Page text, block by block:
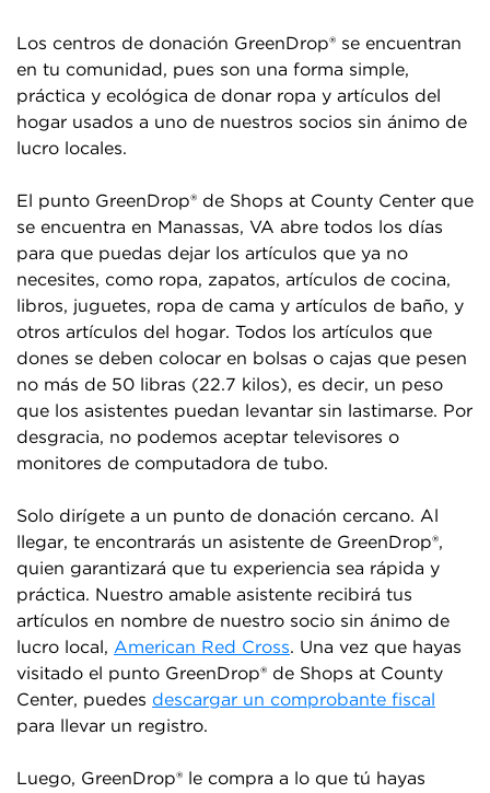
Los centros de donación GreenDrop® se encuentran
en tu comunidad, pues son una forma simple,
práctica y ecológica de donar ropa y artículos del
hogar usados a uno de nuestros socios sin ánimo de
lucro locales.
El punto GreenDrop® de Shops at County Center que
se encuentra en Manassas, VA abre todos los días
para que puedas dejar los artículos que ya no
necesites, como ropa, zapatos, artículos de cocina,
libros, juguetes, ropa de cama y artículos de baño, y
otros artículos del hogar. Todos los artículos que
dones se deben colocar en bolsas o cajas que pesen
no más de 50 libras (22.7 kilos), es decir, un peso
que los asistentes puedan levantar sin lastimarse. Por
desgracia, no podemos aceptar televisores o
monitores de computadora de tubo.
Solo dirígete a un punto de donación cercano. Al
llegar, te encontrarás un asistente de GreenDrop®,
quien garantizará que tu experiencia sea rápida y
práctica. Nuestro amable asistente recibirá tus
artículos en nombre de nuestro socio sin ánimo de
lucro local, American Red Cross. Una vez que hayas
visitado el punto GreenDrop® de Shops at County
Center, puedes descargar un comprobante fiscal
para llevar un registro.
Luego, GreenDrop® le compra a lo que tú hayas